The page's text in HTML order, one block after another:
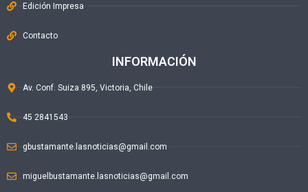
Edición Impresa
Contacto
INFORMACIÓN
Av. Conf. Suiza 895, Victoria, Chile
45 2841543
gbustamante.lasnoticias@gmail.com
miguelbustamante.lasnoticias@gmail.com